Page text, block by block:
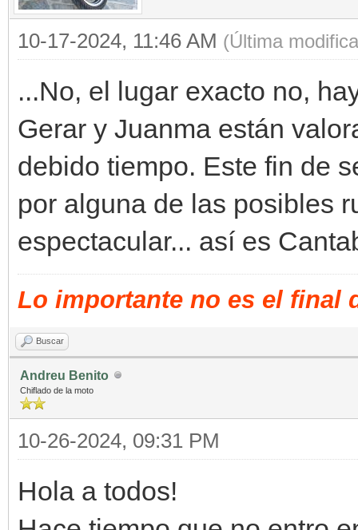
10-17-2024, 11:46 AM (Última
...No, el lugar exacto no,
Gerar y Juanma están
debido tiempo. Este fin de
por alguna de las posibles
espectacular... así es
Lo importante no es el final
Buscar
Andreu Benito
Chiflado de la moto
10-26-2024, 09:31 PM
Hola a todos!